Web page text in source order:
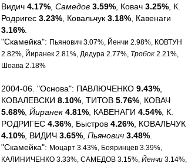
Видич 4.17% Самедов 3.59% , Ковач 3.25% , К.
Родригес 3.23% , Ковальчук 3.18% , Кавенаги
3.16%
"Скамейка": Пьянович 3.07%, Йенчи 2.98%, КОВТУН
2.82%, Йиранек 2.81%, Дедура 2.77%, Тробок 2.21%,
Шоава 2.18%
2004-06. "Основа": ПАВЛЮЧЕНКО 9.43%
КОВАЛЕВСКИ 8.10% , ТИТОВ 5.76% , КОВАЧ
5.68% Йиранек 4.81% , КАВЕНАГИ 4.54% , К.
РОДРИГЕС 4.36% , Быстров 4.26% , КОВАЛЬЧУК
4.10% , ВИДИЧ 3.65% Пьянович 3.48%
"Скамейка": Моцарт 3.43%, Бояринцев 3.39%,
КАЛИНИЧЕНКО 3.33%, САМЕДОВ 3.15%, Йенчи 3.14%,